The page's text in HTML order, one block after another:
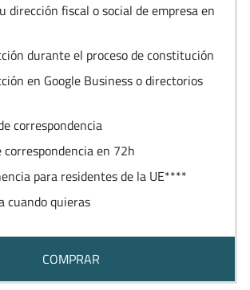
dirección fiscal o social de empresa en
durante el proceso de constitución
en Google Business o directorios
correspondencia
correspondencia en 72h
para residentes de la UE****
cuando quieras
COMPRAR